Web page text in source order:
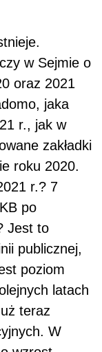
po
to
publicznej,
poziom
latach
teraz
W
wzrost
w
dalsze
Chodzi o
czy
.